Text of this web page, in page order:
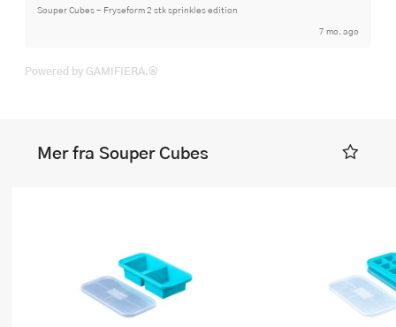
Souper Cubes - Fryseform 2 stk sprinkles edition
7 mo. ago
Powered by GAMIFIERA.®
Mer fra Souper Cubes